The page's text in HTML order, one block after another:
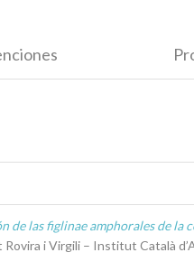
de las figlinae amphorales de
i Virgili – Institut Català